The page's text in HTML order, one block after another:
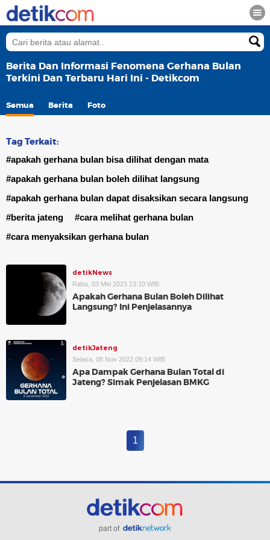
Berita Dan Informasi Fenomena Gerhana Bulan
Terkini Dan Terbaru Hari Ini - Detikcom
Semua Berita Foto
Tag Terkait:
#apakah gerhana bulan bisa dilihat dengan mata
#apakah gerhana bulan boleh dilihat langsung
#apakah gerhana bulan dapat disaksikan secara langsung
#berita jateng
#cara melihat gerhana bulan
#cara menyaksikan gerhana bulan
detikNews
Rabu, 03 Mei 2023 13:10 WIB
Apakah Gerhana Bulan Boleh Dilihat
Langsung? Ini Penjelasannya
detikJateng
Selasa, 08 Nov 2022 09:14 WIB
Apa Dampak Gerhana Bulan Total di
Jateng? Simak Penjelasan BMKG
1
part of